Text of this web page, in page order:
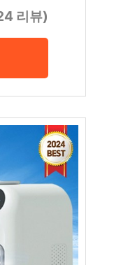
리뷰)